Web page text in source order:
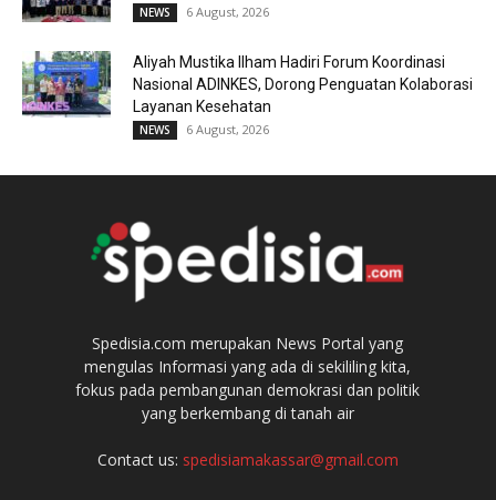
NEWS 6 August, 2026
Aliyah Mustika Ilham Hadiri Forum Koordinasi
Nasional ADINKES, Dorong Penguatan Kolaborasi
Layanan Kesehatan
NEWS 6 August, 2026
Spedisia.com merupakan News Portal yang
mengulas Informasi yang ada di sekililing kita,
fokus pada pembangunan demokrasi dan politik
yang berkembang di tanah air
Contact us: spedisiamakassar@gmail.com